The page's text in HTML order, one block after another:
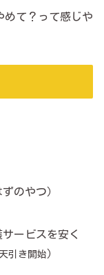
めて？って感じや
のやつ）
ービスを安く
引き開始）